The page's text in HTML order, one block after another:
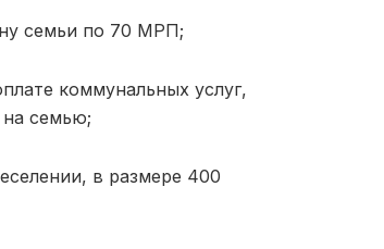
семьи по 70 МРП;
коммунальных услуг,
семью;
в размере 400